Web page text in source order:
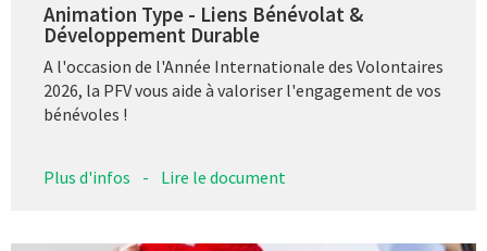
Animation Type - Liens Bénévolat &
Développement Durable
A l'occasion de l'Année Internationale des Volontaires
2026, la PFV vous aide à valoriser l'engagement de vos
bénévoles !
Plus d'infos - Lire le document